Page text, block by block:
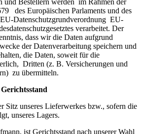
des Europäischen Parlaments und des
Datenschutzgrundverordnung EU-
verarbeitet. Der
dass wir die Daten aufgrund
der Datenverarbeitung speichern und
die Daten, soweit für die
Dritten (z. B. Versicherungen und
zu übermitteln.
Sitz unseres Lieferwerkes bzw., sofern die
unseres Lagers.
ist Gerichtsstand nach unserer Wahl